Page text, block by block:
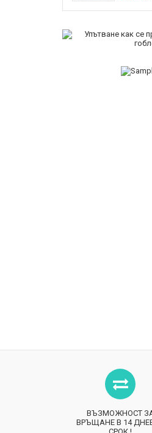
ВЪЗМОЖНОСТ
ВРЪЩАНЕ В 14